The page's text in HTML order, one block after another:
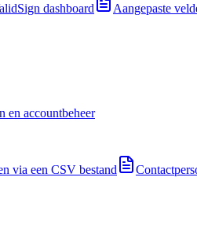
dashboard Aangepaste
en accountbeheer
via een CSV bestand